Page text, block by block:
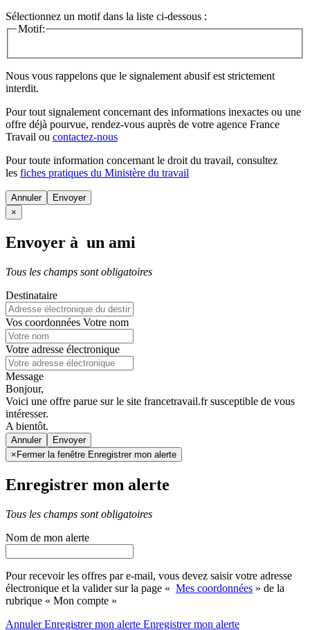
Sélectionnez un motif dans la liste ci-dessous :
Motif:
Nous vous rappelons que le signalement abusif est strictement
interdit.
Pour tout signalement concernant des informations inexactes ou une
offre déjà pourvue, rendez-vous auprès de votre agence France
Travail ou contactez-nous
Pour toute information concernant le droit du travail, consultez
les fiches pratiques du Ministère du travail
Annuler
×
Envoyer à un ami
Tous les champs sont obligatoires
Destinataire
Vos coordonnées Votre nom
Votre adresse électronique
Message
Bonjour,
Voici une offre parue sur le site francetravail.fr susceptible de vous
intéresser.
A bientôt.
Annuler
× Fermer la fenêtre Enregistrer mon alerte
Enregistrer mon alerte
Tous les champs sont obligatoires
Nom de mon alerte
Pour recevoir les offres par e-mail, vous devez saisir votre adresse
électronique et la valider sur la page « Mes coordonnées » de la
rubrique « Mon compte »
AnnulerEnregistrer mon alerte Enregistrermon alerte